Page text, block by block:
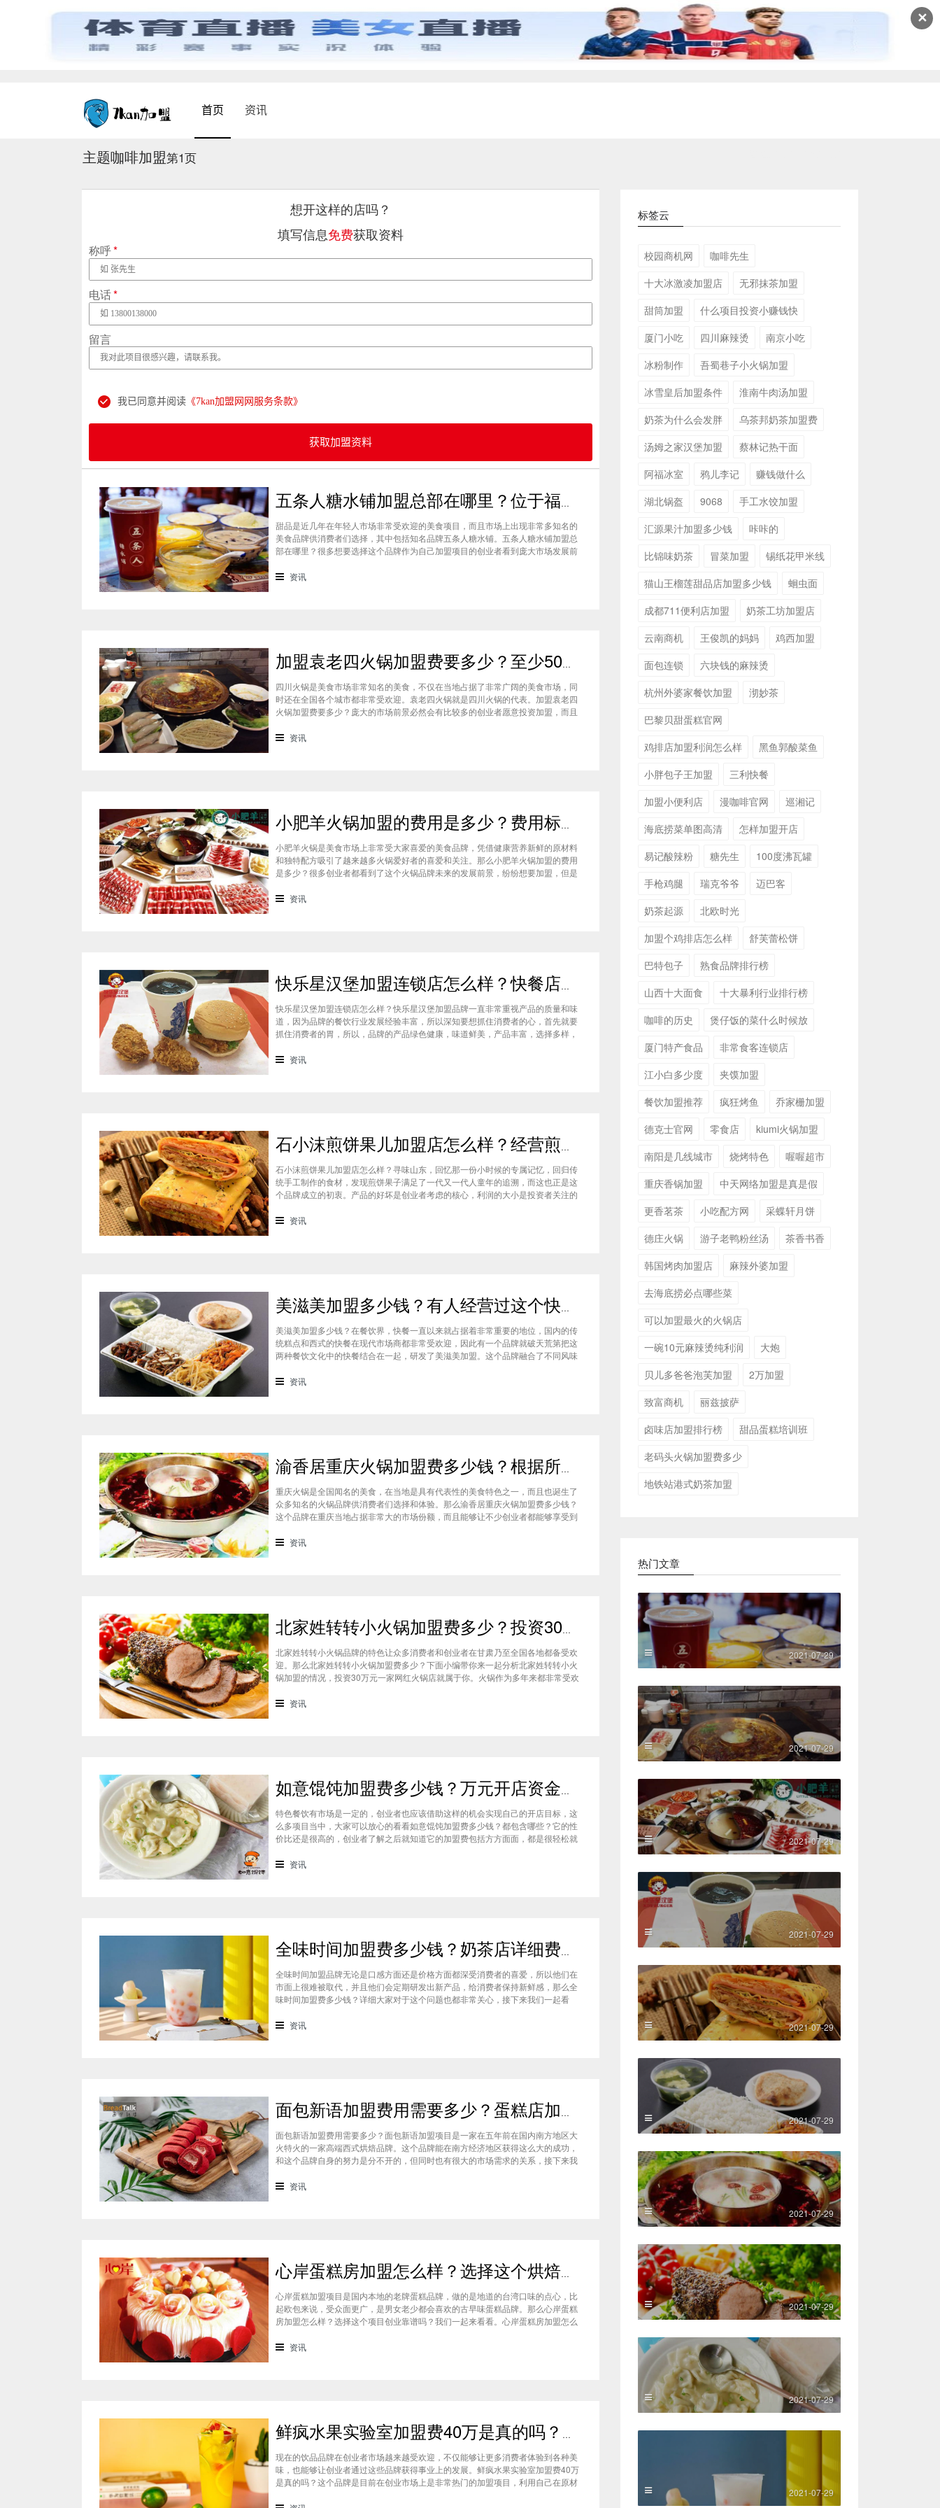
✕
首页 资讯
主题咖啡加盟第1页
想开这样的店吗？
填写信息免费获取资料
称呼*
电话*
留言
我已同意并阅读 《7kan加盟网网服务条款》
获取加盟资料
五条人糖水铺加盟总部在哪里？位于福建厦门欢迎大家前来考察
甜品是近几年在年轻人市场非常受欢迎的美食项目，而且市场上出现非常多知名的
美食品牌供消费者们选择，其中包括知名品牌五条人糖水铺。五条人糖水铺加盟总
部在哪里？很多想要选择这个品牌作为自己加盟项目的创业者看到庞大市场发展前
条人糖水铺加盟情况，欢迎大家前来考察。五条人糖水铺加盟总部在哪里？五条人
资讯
加盟袁老四火锅加盟费要多少？至少50万资金你准备好了吗？
四川火锅是美食市场非常知名的美食，不仅在当地占据了非常广阔的美食市场，同
时还在全国各个城市都非常受欢迎。袁老四火锅就是四川火锅的代表。加盟袁老四
火锅加盟费要多少？庞大的市场前景必然会有比较多的创业者愿意投资加盟，而且
准，袁老四火锅加盟至少要有50万资金你准备好了吗？加盟袁老四火锅加盟费要
资讯
小肥羊火锅加盟的费用是多少？费用标准如下看你是否符合加盟资格
小肥羊火锅是美食市场上非常受大家喜爱的美食品牌，凭借健康营养新鲜的原材料
和独特配方吸引了越来越多火锅爱好者的喜爱和关注。那么小肥羊火锅加盟的费用
是多少？很多创业者都看到了这个火锅品牌未来的发展前景，纷纷想要加盟，但是
火锅加盟的费用情况让创业者拥有更多信息。创业是现在非常热门的项目，很多有
资讯
快乐星汉堡加盟连锁店怎么样？快餐店中产品口味如何？
快乐星汉堡加盟连锁店怎么样？快乐星汉堡加盟品牌一直非常重视产品的质量和味
道，因为品牌的餐饮行业发展经验丰富，所以深知要想抓住消费者的心，首先就要
抓住消费者的胃，所以，品牌的产品绿色健康，味道鲜美，产品丰富，选择多样，
一下这个汉堡品牌加盟费多少钱？快乐星汉堡加盟连锁店怎么样？这个品牌在市场
资讯
石小沫煎饼果儿加盟店怎么样？经营煎饼果子店利润如何
石小沫煎饼果儿加盟店怎么样？寻味山东，回忆那一份小时候的专属记忆，回归传
统手工制作的食材，发现煎饼果子满足了一代又一代人童年的追溯，而这也正是这
个品牌成立的初衷。产品的好坏是创业者考虑的核心，利润的大小是投资者关注的
盟？能赚钱吗？下面小编将为大家解答这些问题。石小沫煎饼果儿加盟店怎么样？
资讯
美滋美加盟多少钱？有人经营过这个快餐品牌吗
美滋美加盟多少钱？在餐饮界，快餐一直以来就占据着非常重要的地位，国内的传
统糕点和西式的快餐在现代市场商都非常受欢迎，因此有一个品牌就破天荒第把这
两种餐饮文化中的快餐结合在一起，研发了美滋美加盟。这个品牌融合了不同风味
盟多少钱？这个品牌是进来十分火爆的一个餐饮品牌，它诞生于仟吉快餐加盟管理
资讯
渝香居重庆火锅加盟费多少钱？根据所在城市进行规划非常合适创业
重庆火锅是全国闻名的美食，在当地是具有代表性的美食特色之一，而且也诞生了
众多知名的火锅品牌供消费者们选择和体验。那么渝香居重庆火锅加盟费多少钱？
这个品牌在重庆当地占据非常大的市场份额，而且能够让不少创业者都能够享受到
的，渝香居重庆火锅加盟成为了大家心中非常合适的创业项目。重庆是一个美食遍
资讯
北家姓转转小火锅加盟费多少？投资30万一家网红火锅店就属于你
北家姓转转小火锅品牌的特色让众多消费者和创业者在甘肃乃至全国各地都备受欢
迎。那么北家姓转转小火锅加盟费多少？下面小编带你来一起分析北家姓转转小火
锅加盟的情况，投资30万元一家网红火锅店就属于你。火锅作为多年来都非常受欢
锅凭借自己的产品和装修在美食市场当中受到越来越多的消费者喜爱。市场空间
资讯
如意馄饨加盟费多少钱？万元开店资金压力基本上不会出现在经营中
特色餐饮有市场是一定的，创业者也应该借助这样的机会实现自己的开店目标，这
么多项目当中，大家可以放心的看看如意馄饨加盟费多少钱？都包含哪些？它的性
价比还是很高的，创业者了解之后就知道它的加盟费包括方方面面，都是很轻松就
一下如意馄饨加盟费多少钱？是不是值得加盟？就可以从它的加盟费开始了解，这
资讯
全味时间加盟费多少钱？奶茶店详细费用分析就在这！
全味时间加盟品牌无论是口感方面还是价格方面都深受消费者的喜爱，所以他们在
市面上很难被取代，并且他们会定期研发出新产品，给消费者保持新鲜感，那么全
味时间加盟费多少钱？详细大家对于这个问题也都非常关心，接下来我们一起看
虽然开头说得很好，公司也确实提供了设备和产品，但开了一个月后，发现生意不
资讯
面包新语加盟费用需要多少？蛋糕店加盟费用太高了吗？
面包新语加盟费用需要多少？面包新语加盟项目是一家在五年前在国内南方地区大
火特火的一家高端西式烘焙品牌。这个品牌能在南方经济地区获得这么大的成功，
和这个品牌自身的努力是分不开的，但同时也有很大的市场需求的关系，接下来我
统地道且正宗的西式烘焙品牌，这对于很多国内的消费者就是一个很大的卖点，首
资讯
心岸蛋糕房加盟怎么样？选择这个烘焙品牌创业靠谱吗
心岸蛋糕加盟项目是国内本地的老牌蛋糕品牌，做的是地道的台湾口味的点心，比
起欧包来说，受众面更广，是男女老少都会喜欢的古早味蛋糕品牌。那么心岸蛋糕
房加盟怎么样？选择这个项目创业靠谱吗？我们一起来看看。心岸蛋糕房加盟怎么
会有加盟商去加盟传统烘焙店呢？这您就有所不知了，实际上，在很多二线城市，
资讯
鲜疯水果实验室加盟费40万是真的吗？根本没有传言中那么多！
现在的饮品品牌在创业者市场越来越受欢迎，不仅能够让更多消费者体验到各种美
味，也能够让创业者通过这些品牌获得事业上的发展。鲜疯水果实验室加盟费40万
是真的吗？这个品牌是目前在创业市场上是非常热门的加盟项目，利用自己在原材
标签云
校园商机网
咖啡先生
十大冰激凌加盟店
无邪抹茶加盟
甜筒加盟
什么项目投资小赚钱快
厦门小吃
四川麻辣烫
南京小吃
冰粉制作
吾蜀巷子小火锅加盟
冰雪皇后加盟条件
淮南牛肉汤加盟
奶茶为什么会发胖
乌茶邦奶茶加盟费
汤姆之家汉堡加盟
蔡林记热干面
阿福冰室
鸦儿李记
赚钱做什么
湖北锅盔
9068
手工水饺加盟
汇源果汁加盟多少钱
咔咔的
比锦味奶茶
冒菜加盟
锡纸花甲米线
猫山王榴莲甜品店加盟多少钱
蛔虫面
成都711便利店加盟
奶茶工坊加盟店
云南商机
王俊凯的妈妈
鸡西加盟
面包连锁
六块钱的麻辣烫
杭州外婆家餐饮加盟
沏妙茶
巴黎贝甜蛋糕官网
鸡排店加盟利润怎么样
黑鱼郭酸菜鱼
小胖包子王加盟
三利快餐
加盟小便利店
漫咖啡官网
巡湘记
海底捞菜单图高清
怎样加盟开店
易记酸辣粉
糖先生
100度沸瓦罐
手枪鸡腿
瑞克爷爷
迈巴客
奶茶起源
北欧时光
加盟个鸡排店怎么样
舒芙蕾松饼
巴特包子
熟食品牌排行榜
山西十大面食
十大暴利行业排行榜
咖啡的历史
煲仔饭的菜什么时候放
厦门特产食品
非常食客连锁店
江小白多少度
夹馍加盟
餐饮加盟推荐
疯狂烤鱼
乔家栅加盟
德克士官网
零食店
kiumi火锅加盟
南阳是几线城市
烧烤特色
喔喔超市
重庆香锅加盟
中天网络加盟是真是假
更香茗茶
小吃配方网
采蝶轩月饼
德庄火锅
游子老鸭粉丝汤
茶香书香
韩国烤肉加盟店
麻辣外婆加盟
去海底捞必点哪些菜
可以加盟最火的火锅店
一碗10元麻辣烫纯利润
大炮
贝儿多爸爸泡芙加盟
2万加盟
致富商机
丽兹披萨
卤味店加盟排行榜
甜品蛋糕培训班
老码头火锅加盟费多少
地铁站港式奶茶加盟
热门文章
2021-07-29
2021-07-29
2021-07-29
2021-07-29
2021-07-29
2021-07-29
2021-07-29
2021-07-29
2021-07-29
2021-07-29